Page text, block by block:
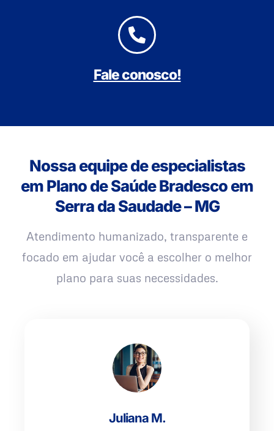
Fale conosco!
Nossa equipe de especialistas
em Plano de Saúde Bradesco em
Serra da Saudade – MG
Atendimento humanizado, transparente e
focado em ajudar você a escolher o melhor
plano para suas necessidades.
Juliana M.